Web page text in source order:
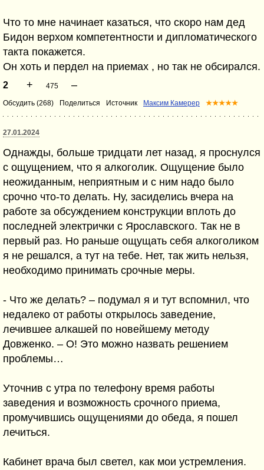
Что то мне начинает казаться, что скоро нам дед
Бидон верхом компетентности и дипломатического
такта покажется.
Он хоть и пердел на приемах , но так не обсирался.
2 + 475 –
Обсудить (268) Поделиться Источник Максим Камерер ★★★★★
27.01.2024
Однажды, больше тридцати лет назад, я проснулся
с ощущением, что я алкоголик. Ощущение было
неожиданным, неприятным и с ним надо было
срочно что-то делать. Ну, засиделись вчера на
работе за обсуждением конструкции вплоть до
последней электрички с Ярославского. Так не в
первый раз. Но раньше ощущать себя алкоголиком
я не решался, а тут на тебе. Нет, так жить нельзя,
необходимо принимать срочные меры.
- Что же делать? – подумал я и тут вспомнил, что
недалеко от работы открылось заведение,
лечившее алкашей по новейшему методу
Довженко. – О! Это можно назвать решением
проблемы…
Уточнив с утра по телефону время работы
заведения и возможность срочного приема,
промучившись ощущениями до обеда, я пошел
лечиться.
Кабинет врача был светел, как мои устремления.